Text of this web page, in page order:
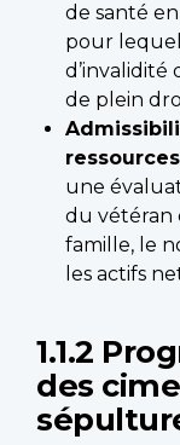
de santé
pour
d’invalidité
de plein
une
du vétéran
famille, le
les actifs
1.1.2
des